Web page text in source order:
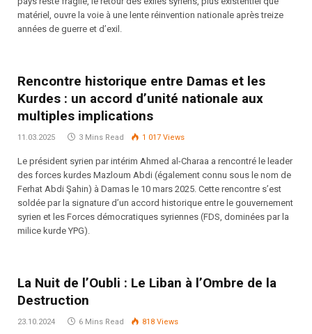
matériel, ouvre la voie à une lente réinvention nationale après treize
années de guerre et d’exil.
Rencontre historique entre Damas et les
Kurdes : un accord d’unité nationale aux
multiples implications
11.03.2025 3 Mins Read 1 017 Views
Le président syrien par intérim Ahmed al-Charaa a rencontré le leader
des forces kurdes Mazloum Abdi (également connu sous le nom de
Ferhat Abdi Şahin) à Damas le 10 mars 2025. Cette rencontre s’est
soldée par la signature d’un accord historique entre le gouvernement
syrien et les Forces démocratiques syriennes (FDS, dominées par la
milice kurde YPG).
La Nuit de l’Oubli : Le Liban à l’Ombre de la
Destruction
23.10.2024 6 Mins Read 818 Views